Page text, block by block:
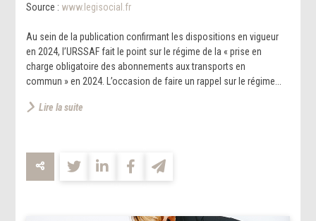
Source : www.legisocial.fr
Au sein de la publication confirmant les dispositions en vigueur
en 2024, l’URSSAF fait le point sur le régime de la « prise en
charge obligatoire des abonnements aux transports en
commun » en 2024. L’occasion de faire un rappel sur le régime...
Lire la suite